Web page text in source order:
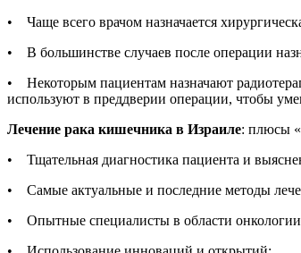
• Чаще всего врачом назначается
• В большинстве случаев после операции
• Некоторым пациентам назначают
используют в преддверии операции, чтобы
Лечение рака кишечника в Израиле: плюсы
• Тщательная диагностика пациента и
• Самые актуальные и последние методы
• Опытные специалисты в области